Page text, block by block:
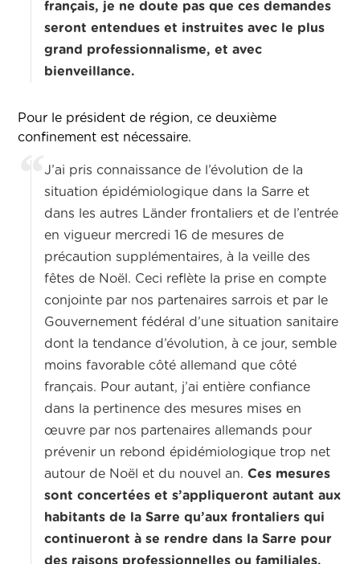
français, je ne doute pas que ces demandes
seront entendues et instruites avec le plus
grand professionnalisme, et avec
bienveillance.
Pour le président de région, ce deuxième
confinement est nécessaire.
J’ai pris connaissance de l’évolution de la
situation épidémiologique dans la Sarre et
dans les autres Länder frontaliers et de l’entrée
en vigueur mercredi 16 de mesures de
précaution supplémentaires, à la veille des
fêtes de Noël. Ceci reflète la prise en compte
conjointe par nos partenaires sarrois et par le
Gouvernement fédéral d’une situation sanitaire
dont la tendance d’évolution, à ce jour, semble
moins favorable côté allemand que côté
français. Pour autant, j’ai entière confiance
dans la pertinence des mesures mises en
œuvre par nos partenaires allemands pour
prévenir un rebond épidémiologique trop net
autour de Noël et du nouvel an. Ces mesures
sont concertées et s’appliqueront autant aux
habitants de la Sarre qu’aux frontaliers qui
continueront à se rendre dans la Sarre pour
des raisons professionnelles ou familiales,